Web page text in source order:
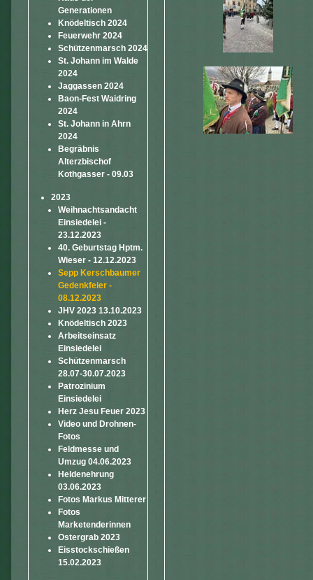
Generationen
Knödeltisch 2024
Feuerwehr 2024
Schützenmarsch 2024
St. Johann im Walde
2024
Jaggassen 2024
Baon-Fest Waidring
2024
St. Johann in Ahrn
2024
Begräbnis
Alterzbischof
Kothgasser - 09.03
2023
Weihnachtsandacht
Einsiedelei -
23.12.2023
40. Geburtstag Hptm.
Wieser - 12.12.2023
Sepp Kerschbaumer
Gedenkfeier -
08.12.2023
JHV 2023 13.10.2023
Knödeltisch 2023
Arbeitseinsatz
Einsiedelei
Schützenmarsch
28.07-30.07.2023
Patrozinium
Einsiedelei
Herz Jesu Feuer 2023
Video und Drohnen-
Fotos
Feldmesse und
Umzug 04.06.2023
Heldenehrung
03.06.2023
Fotos Markus Mitterer
Fotos
Marketenderinnen
Ostergrab 2023
Eisstockschießen
15.02.2023